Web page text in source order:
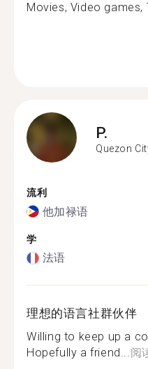
Movies, Video games,
P.
Quezon
流利
他加禄语
学
法语
理想的语言社群伙伴
Willing to keep up a
Hopefully a friend...阅